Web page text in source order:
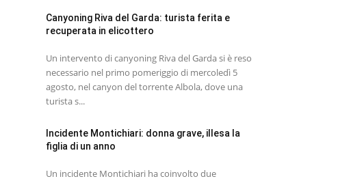
Canyoning Riva del Garda: turista ferita e
recuperata in elicottero
Un intervento di canyoning Riva del Garda si è reso
necessario nel primo pomeriggio di mercoledì 5
agosto, nel canyon del torrente Albola, dove una
turista s...
Incidente Montichiari: donna grave, illesa la
figlia di un anno
Un incidente Montichiari ha coinvolto due